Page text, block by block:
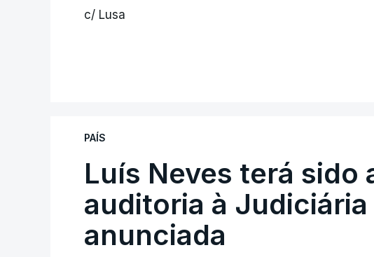
c/ Lusa
PAÍS
Luís Neves terá sido
auditoria à
anunciada